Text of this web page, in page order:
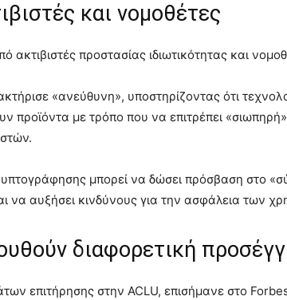
και νομοθέτες
προστασίας ιδιωτικότητας και
«ανεύθυνη», υποστηρίζοντας ότι
προϊόντα με τρόπο που να επιτρέπει
μπορεί να δώσει πρόσβαση στο
αυξήσει κινδύνους για την ασφάλεια των
διαφορετική
επιτήρησης στην ACLU, επισήμανε στο Forbes